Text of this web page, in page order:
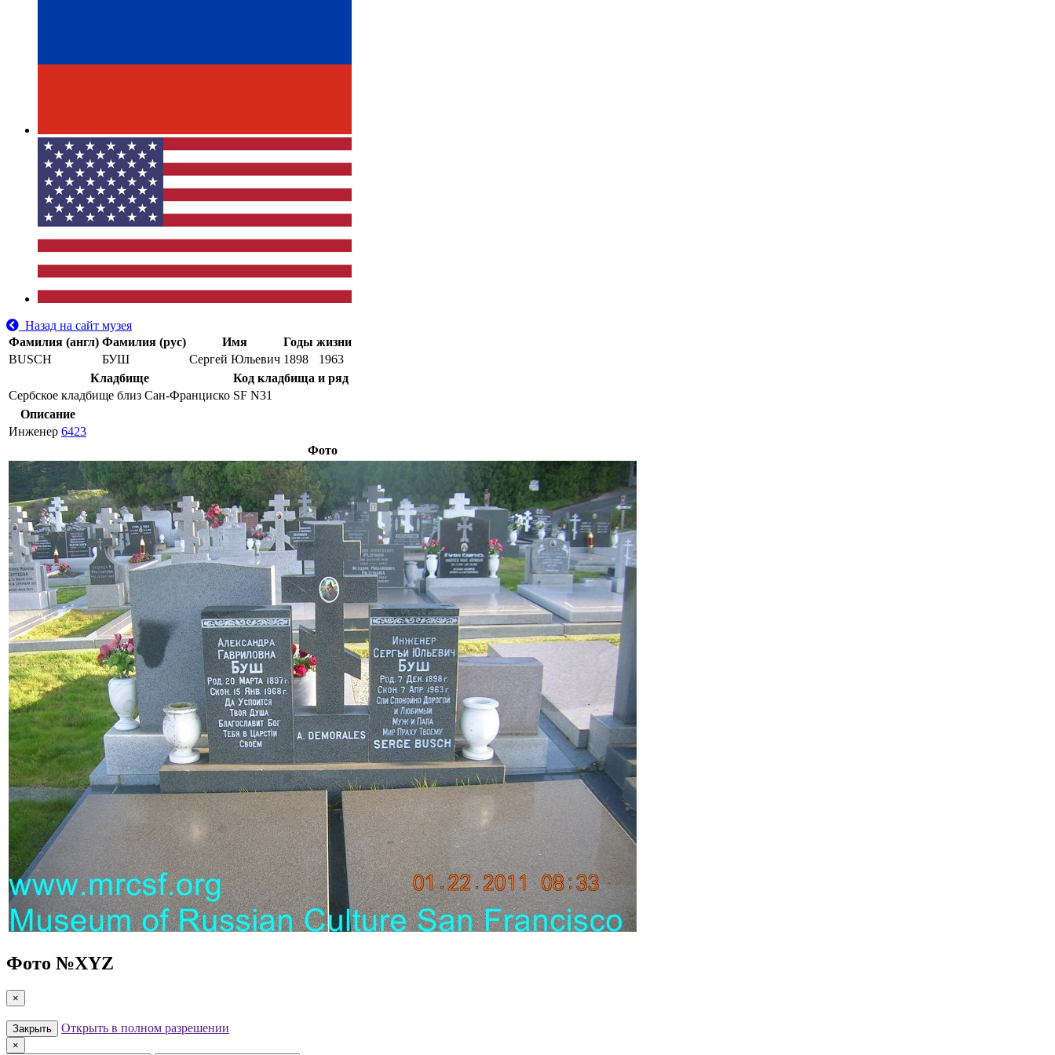
Назад на сайт музея
Фамилия (англ) Фамилия (рус) Имя
Годы жизни
BUSCH
БУШ Сергей Юльевич 1898
1963
Кладбище
Код кладбища и ряд
Сербское кладбище близ Сан-Франциско SF N31
Описание
Инженер 6423
Фото
Фото №XYZ
×
Закрыть Открыть в полном разрешении
×